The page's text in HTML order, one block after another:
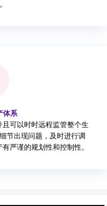
体系
可以时时远程监管整个生
节出现问题，及时进行调
严谨的规划性和控制性。